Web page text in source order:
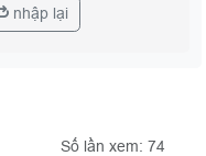
nhập lại
Số lần xem: 74